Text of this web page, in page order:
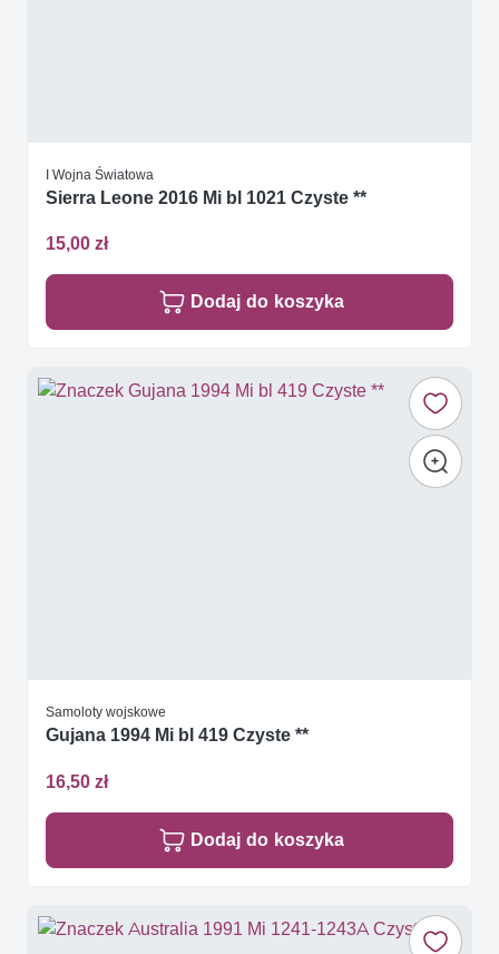
I Wojna Światowa
Sierra Leone 2016 Mi bl 1021 Czyste **
15,00 zł
Dodaj do koszyka
Samoloty wojskowe
Gujana 1994 Mi bl 419 Czyste **
16,50 zł
Dodaj do koszyka